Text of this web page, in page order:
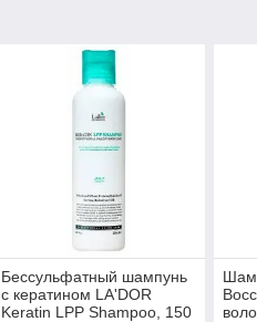
Бессульфатный шампунь
с кератином LA'DOR
Keratin LPP Shampoo, 150